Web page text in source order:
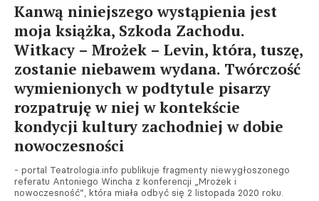
Kanwą niniejszego wystąpienia jest
moja książka, Szkoda Zachodu.
Witkacy – Mrożek – Levin, która, tuszę,
zostanie niebawem wydana. Twórczość
wymienionych w podtytule pisarzy
rozpatruję w niej w kontekście
kondycji kultury zachodniej w dobie
nowoczesności
- portal Teatrologia.info publikuje fragmenty niewygłoszonego
referatu Antoniego Wincha z konferencji „Mrożek i
nowoczesność”, która miała odbyć się 2 listopada 2020 roku.